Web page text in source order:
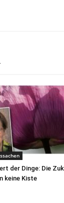
der Dinge: Die
keine Kiste